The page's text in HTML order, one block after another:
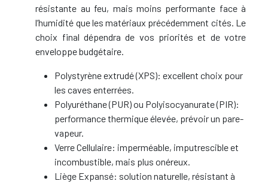
résistante au feu, mais moins performante face à
l’humidité que les matériaux précédemment cités. Le
choix final dépendra de vos priorités et de votre
enveloppe budgétaire.
Polystyrène extrudé (XPS): excellent choix pour
les caves enterrées.
Polyuréthane (PUR) ou Polyisocyanurate (PIR):
performance thermique élevée, prévoir un pare-
vapeur.
Verre Cellulaire: imperméable, imputrescible et
incombustible, mais plus onéreux.
Liège Expansé: solution naturelle, résistant à